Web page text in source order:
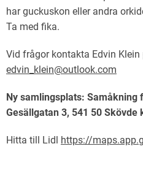
har guckuskon eller andra
Ta med fika.
Vid frågor kontakta Edvin
edvin_klein@outlook.com
Ny samlingsplats: Samåkning
Gesällgatan 3, 541 50 Skövde
Hitta till Lidl https://